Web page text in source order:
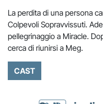
La perdita di una persona
Colpevoli Sopravvissuti.
pellegrinaggio a Miracle.
cerca di riunirsi a Meg.
CAST